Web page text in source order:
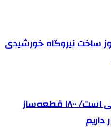
ساخت نیروگاه خورشیدی
بازار قطعه‌سازی رقابتی است/ ۱۸۰۰ قطعه‌ساز